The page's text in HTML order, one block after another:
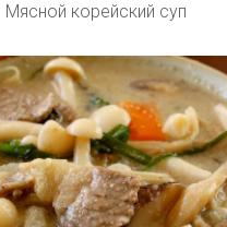
Мясной корейский суп